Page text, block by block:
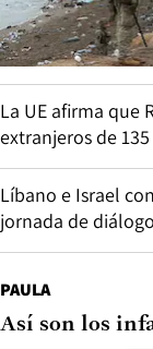
La UE afirma que
extranjeros de
Líbano e Israel
jornada de
PAULA
Así son los